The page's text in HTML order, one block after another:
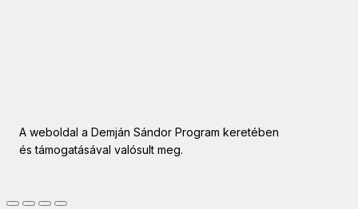
A weboldal a Demján Sándor Program keretében
és támogatásával valósult meg.